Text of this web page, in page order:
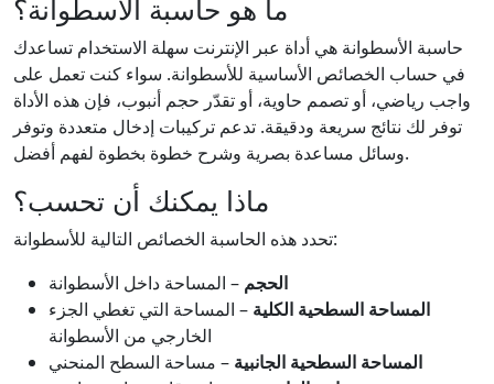
ما هو حاسبة الأسطوانة؟
حاسبة الأسطوانة هي أداة عبر الإنترنت سهلة الاستخدام تساعدك
في حساب الخصائص الأساسية للأسطوانة. سواء كنت تعمل على
واجب رياضي، أو تصمم حاوية، أو تقدّر حجم أنبوب، فإن هذه الأداة
توفر لك نتائج سريعة ودقيقة. تدعم تركيبات إدخال متعددة وتوفر
وسائل مساعدة بصرية وشرح خطوة بخطوة لفهم أفضل.
ماذا يمكنك أن تحسب؟
تحدد هذه الحاسبة الخصائص التالية للأسطوانة:
الحجم – المساحة داخل الأسطوانة
المساحة السطحية الكلية – المساحة التي تغطي الجزء
الخارجي من الأسطوانة
المساحة السطحية الجانبية – مساحة السطح المنحني